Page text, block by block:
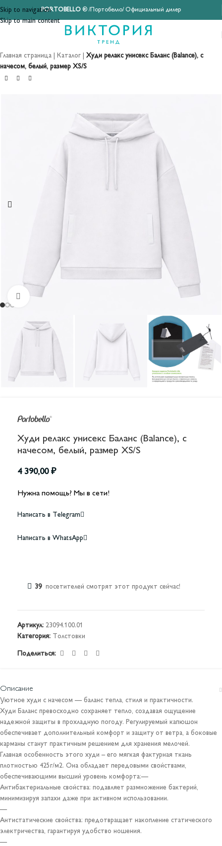
Skip to navigation
Skip to main content
PORTOBELLO® /Портобелло/ Официальный дилер
Главная страница Каталог
Худи релакс унисекс Баланс (Balance), с
начесом, белый, размер XS/S
Увеличить
Худи релакс унисекс Баланс (Balance), с
начесом, белый, размер XS/S
4 390,00 ₽
Нужна помощь? Мы в сети!
Написать в Telegram
Написать в WhatsApp
39 посетителей смотрят этот продукт сейчас!
Артикул: 23094.100.01
Категория: Толстовки
Поделиться:
Описание
Уютное худи с начесом — баланс тепла, стиля и практичности.
Худи Баланс превосходно сохраняет тепло, создавая ощущение
надежной защиты в прохладную погоду. Регулируемый капюшон
обеспечивает дополнительный комфорт и защиту от ветра, а боковые
карманы станут практичным решением для хранения мелочей.
Главная особенность этого худи – его мягкая фактурная ткань
плотностью 425г/м2. Она обладает передовыми свойствами,
обеспечивающими высший уровень комфорта:—
Антибактериальные свойства: подавляет размножение бактерий,
минимизируя запахи даже при активном использовании.
—
Антистатические свойства: предотвращает накопление статического
электричества, гарантируя удобство ношения.
—